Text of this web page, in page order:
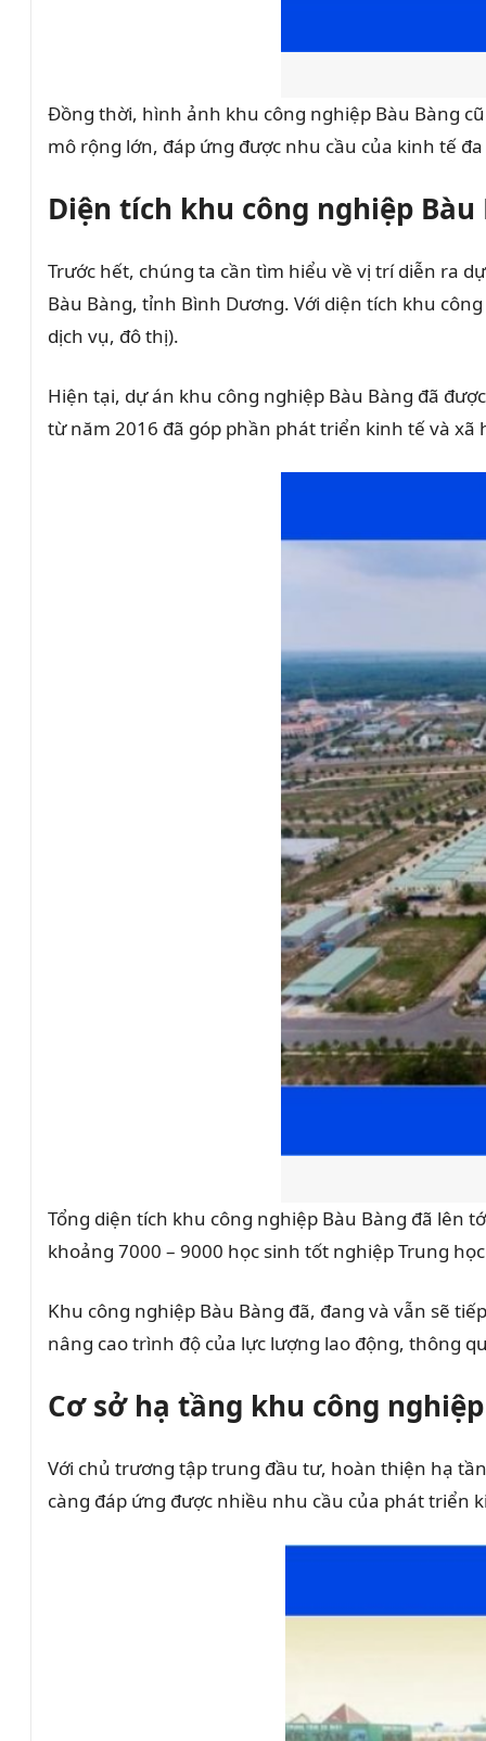
Đồng thời, hình ảnh khu công nghiệp Bàu Bàng
mô rộng lớn, đáp ứng được nhu cầu của kinh tế
Diện tích khu công nghiệp Bàu
Trước hết, chúng ta cần tìm hiểu về vị trí diễn ra
Bàu Bàng, tỉnh Bình Dương. Với diện tích khu
dịch vụ, đô thị).
Hiện tại, dự án khu công nghiệp Bàu Bàng đã
từ năm 2016 đã góp phần phát triển kinh tế và xã
Tổng diện tích khu công nghiệp Bàu Bàng đã lên
khoảng 7000 – 9000 học sinh tốt nghiệp Trung
Khu công nghiệp Bàu Bàng đã, đang và vẫn sẽ
nâng cao trình độ của lực lượng lao động, thông
Cơ sở hạ tầng khu công
Với chủ trương tập trung đầu tư, hoàn thiện hạ
càng đáp ứng được nhiều nhu cầu của phát triển